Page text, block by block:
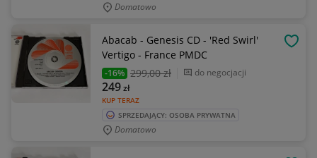
Domatowo
Abacab - Genesis CD - 'Red Swirl'
Vertigo - France PMDC
-16% 299,00 zł do negocjacji
KUP TERAZ
249zł
SPRZEDAJĄCY: OSOBA PRYWATNA
Domatowo